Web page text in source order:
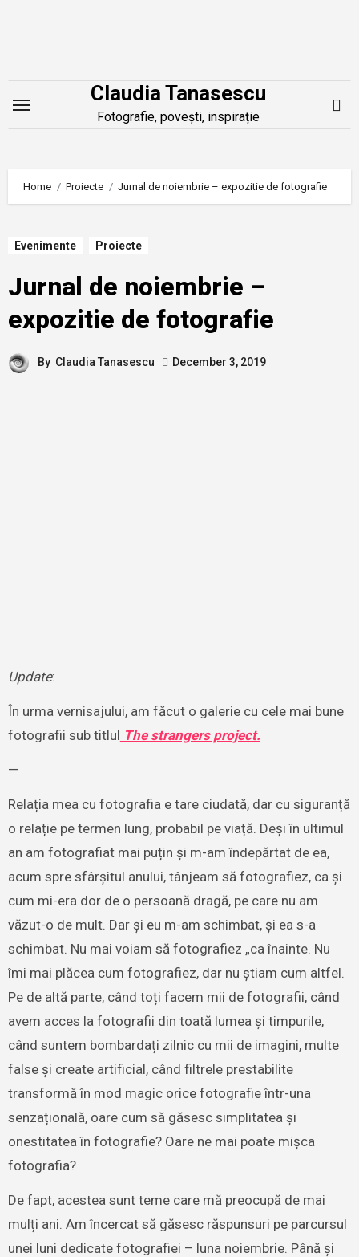
Claudia Tanasescu
Fotografie, povești, inspirație
Home Proiecte Jurnal de noiembrie – expozitie de fotografie
Evenimente Proiecte
Jurnal de noiembrie –
expozitie de fotografie
By Claudia Tanasescu December 3, 2019
Update:
În urma vernisajului, am făcut o galerie cu cele mai bune
fotografii sub titlul The strangers project.
—
Relația mea cu fotografia e tare ciudată, dar cu siguranță
o relație pe termen lung, probabil pe viață. Deși în ultimul
an am fotografiat mai puțin și m-am îndepărtat de ea,
acum spre sfârșitul anului, tânjeam să fotografiez, ca și
cum mi-era dor de o persoană dragă, pe care nu am
văzut-o de mult. Dar și eu m-am schimbat, și ea s-a
schimbat. Nu mai voiam să fotografiez „ca înainte. Nu
îmi mai plăcea cum fotografiez, dar nu știam cum altfel.
Pe de altă parte, când toți facem mii de fotografii, când
avem acces la fotografii din toată lumea și timpurile,
când suntem bombardați zilnic cu mii de imagini, multe
false și create artificial, când filtrele prestabilite
transformă în mod magic orice fotografie într-una
senzațională, oare cum să găsesc simplitatea și
onestitatea în fotografie? Oare ne mai poate mișca
fotografia?
De fapt, acestea sunt teme care mă preocupă de mai
mulți ani. Am încercat să găsesc răspunsuri pe parcursul
unei luni dedicate fotografiei – luna noiembrie. Până și